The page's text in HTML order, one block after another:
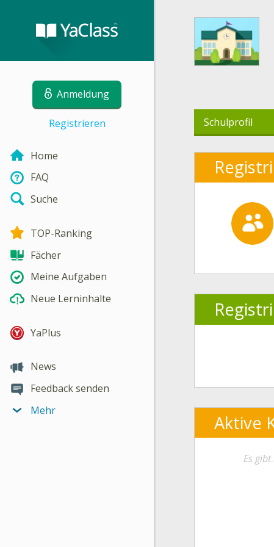
Anmeldung
Registrieren
Home
FAQ
Suche
TOP-Ranking
Fächer
Meine Aufgaben
Neue Lerninhalte
YaPlus
News
Feedback senden
Mehr
Schulprofil
Aktive
Es